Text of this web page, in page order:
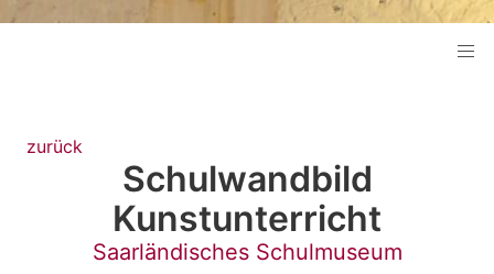
zurück
Schulwandbild
Kunstunterricht
Saarländisches Schulmuseum